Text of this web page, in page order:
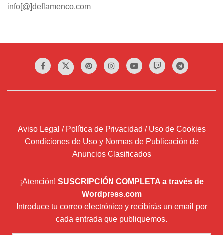
info[@]deflamenco.com
Aviso Legal / Política de Privacidad / Uso de Cookies
Condiciones de Uso y Normas de Publicación de
Anuncios Clasificados
¡Atención! SUSCRIPCIÓN COMPLETA a través de
Wordpress.com
Introduce tu correo electrónico y recibirás un email por
cada entrada que publiquemos.